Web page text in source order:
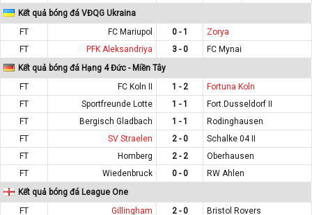
Kết quả bóng đá VĐQG Ukraina
FT
FC Mariupol 0 - 1
Zorya
FT
PFK Aleksandriya 3 - 0
FC Mynai
Kết quả bóng đá Hạng 4 Đức - Miền Tây
FT
FC Koln II 1 - 2
Fortuna Koln
FT
Sportfreunde Lotte 1 - 1
Fort.Dusseldorf II
FT
Bergisch Gladbach 1 - 1
Rodinghausen
FT
SV Straelen 2 - 0
Schalke 04 II
FT
Homberg 2 - 2
Oberhausen
FT
Wiedenbruck 0 - 0
RW Ahlen
Kết quả bóng đá League One
FT
Gillingham 2 - 0 Bristol Rovers